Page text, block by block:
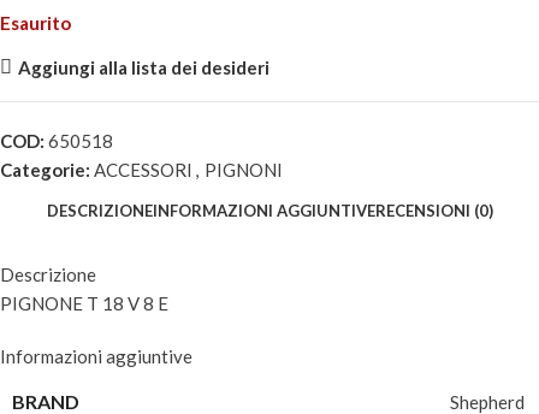
Esaurito
Aggiungi alla lista dei desideri
COD: 650518
Categorie: ACCESSORI , PIGNONI
DESCRIZIONEINFORMAZIONI AGGIUNTIVERECENSIONI (0)
Descrizione
PIGNONE T 18 V 8 E
Informazioni aggiuntive
BRAND Shepherd